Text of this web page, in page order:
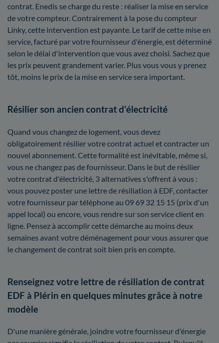
contrat. Enedis se charge du reste : réaliser la mise en service
de votre compteur. Contrairement à la pose du compteur
Linky, cette intervention est payante. Le tarif de cette mise en
service, facturé par votre fournisseur d'énergie, est déterminé
selon le délai d'intervention que vous avez choisi. Sachez que
les prix peuvent grandement varier. Plus vous vous y prenez
tôt, moins le prix de la mise en service sera important.
Résilier son ancien contrat d'électricité
Quand vous changez de logement, vous devez
obligatoirement résilier votre contrat actuel et contracter un
nouvel abonnement. Cette formalité est inévitable, même si,
vous ne changez pas de fournisseur. Dans le but de résilier
votre contrat d'électricité, 3 alternatives s'offrent à vous :
vous pouvez poster une lettre de résiliation à EDF, contacter
votre fournisseur par téléphone au 09 69 32 15 15 (prix d'un
appel local) ou encore, vous rendre sur son service client en
ligne. Pensez à accomplir cette démarche au moins deux
semaines avant votre déménagement pour vous assurer que
le changement de contrat soit bien pris en compte.
Renseignez votre lettre de résiliation de contrat
EDF à Plérin en quelques minutes grâce à notre
modèle
D'une manière générale, joindre votre fournisseur d'énergie